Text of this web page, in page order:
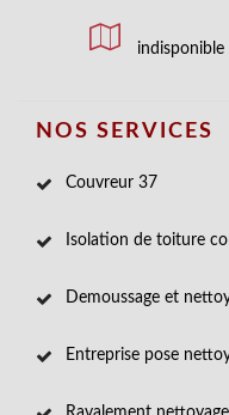
indisponible
NOS SERVICES
Couvreur 37
Isolation de toiture
Demoussage et
Entreprise pose